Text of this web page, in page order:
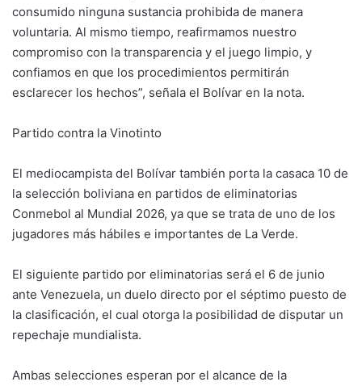
consumido ninguna sustancia prohibida de manera
voluntaria. Al mismo tiempo, reafirmamos nuestro
compromiso con la transparencia y el juego limpio, y
confiamos en que los procedimientos permitirán
esclarecer los hechos”, señala el Bolívar en la nota.
Partido contra la Vinotinto
El mediocampista del Bolívar también porta la casaca 10 de
la selección boliviana en partidos de eliminatorias
Conmebol al Mundial 2026, ya que se trata de uno de los
jugadores más hábiles e importantes de La Verde.
El siguiente partido por eliminatorias será el 6 de junio
ante Venezuela, un duelo directo por el séptimo puesto de
la clasificación, el cual otorga la posibilidad de disputar un
repechaje mundialista.
Ambas selecciones esperan por el alcance de la